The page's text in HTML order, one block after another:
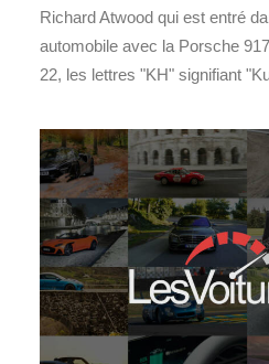
Richard Atwood qui est entré
automobile avec la Porsche
22, les lettres "KH" signifiant